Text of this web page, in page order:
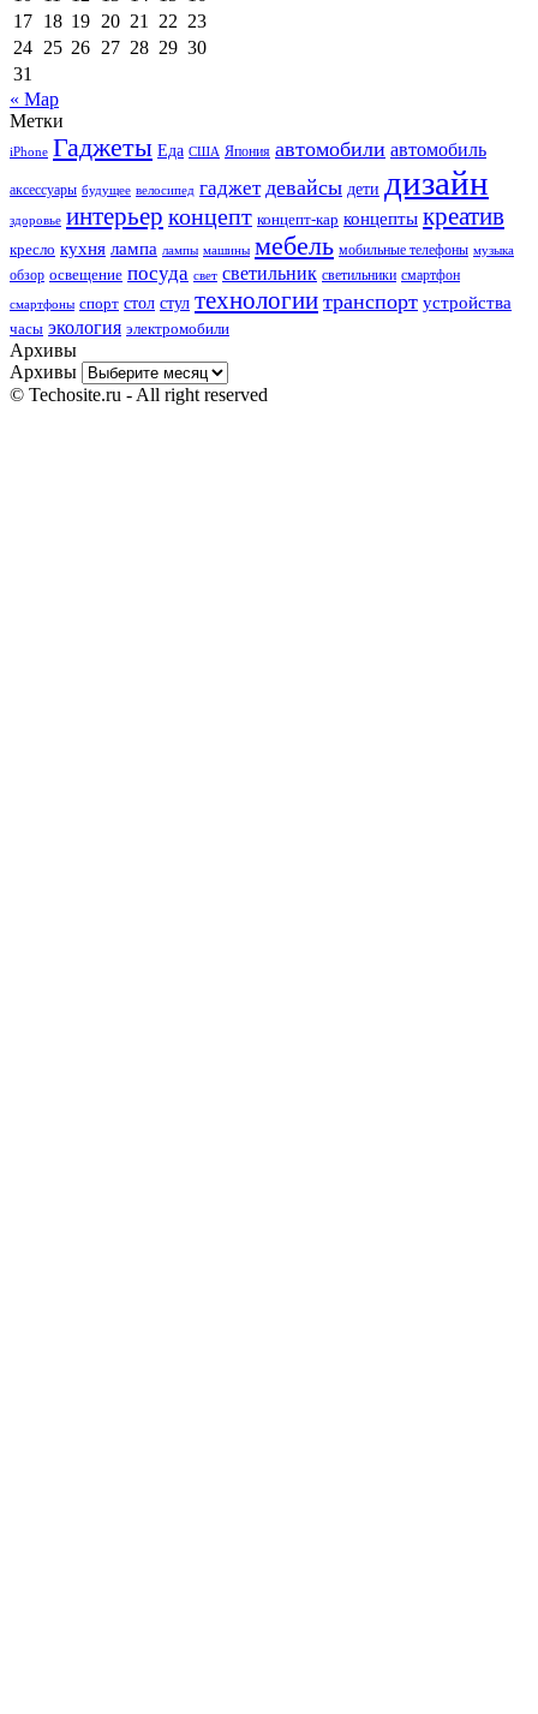
17 18 19 20 21 22 23
24 25 26 27 28 29 30
31
« Мар
Метки
iPhone Гаджеты Еда США Япония автомобили автомобиль
аксессуары будущее велосипед гаджет девайсы дети дизайн
здоровье интерьер концепт концепт-кар концепты креатив
кресло кухня лампа лампы машины мебель мобильные телефоны музыка
обзор освещение посуда свет светильник светильники смартфон
смартфоны спорт стол стул технологии транспорт устройства
часы экология электромобили
Архивы
Архивы
© Techosite.ru - All right reserved